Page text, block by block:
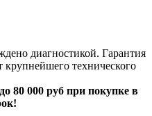
диагностикой. Гарантия
крупнейшего технического
80 000 руб при покупке в